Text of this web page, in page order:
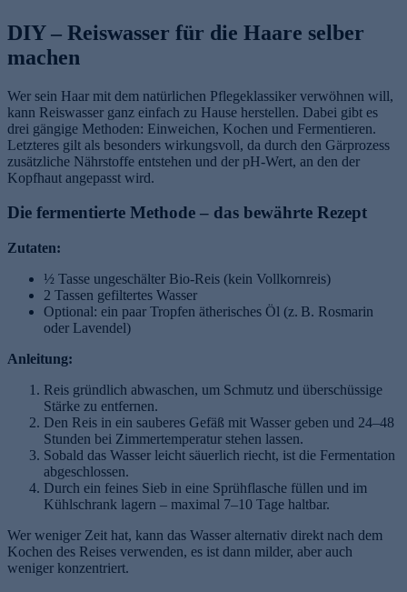
DIY – Reiswasser für die Haare selber
machen
Wer sein Haar mit dem natürlichen Pflegeklassiker verwöhnen will,
kann Reiswasser ganz einfach zu Hause herstellen. Dabei gibt es
drei gängige Methoden: Einweichen, Kochen und Fermentieren.
Letzteres gilt als besonders wirkungsvoll, da durch den Gärprozess
zusätzliche Nährstoffe entstehen und der pH-Wert, an den der
Kopfhaut angepasst wird.
Die fermentierte Methode – das bewährte Rezept
Zutaten:
½ Tasse ungeschälter Bio-Reis (kein Vollkornreis)
2 Tassen gefiltertes Wasser
Optional: ein paar Tropfen ätherisches Öl (z. B. Rosmarin
oder Lavendel)
Anleitung:
Reis gründlich abwaschen, um Schmutz und überschüssige
Stärke zu entfernen.
Den Reis in ein sauberes Gefäß mit Wasser geben und 24–48
Stunden bei Zimmertemperatur stehen lassen.
Sobald das Wasser leicht säuerlich riecht, ist die Fermentation
abgeschlossen.
Durch ein feines Sieb in eine Sprühflasche füllen und im
Kühlschrank lagern – maximal 7–10 Tage haltbar.
Wer weniger Zeit hat, kann das Wasser alternativ direkt nach dem
Kochen des Reises verwenden, es ist dann milder, aber auch
weniger konzentriert.